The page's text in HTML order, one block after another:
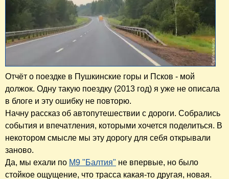
Отчёт о поездке в Пушкинские горы и Псков - мой
должок. Одну такую поездку (2013 год) я уже не описала
в блоге и эту ошибку не повторю.
Начну рассказ об автопутешествии с дороги. Собрались
события и впечатления, которыми хочется поделиться. В
некотором смысле мы эту дорогу для себя открывали
заново.
Да, мы ехали по М9 "Балтия" не впервые, но было
стойкое ощущение, что трасса какая-то другая, новая.